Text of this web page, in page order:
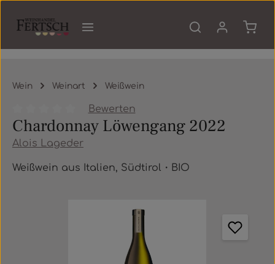
Wein Weinart Weißwein
Durchschnittliche Bewertung von 0 von 5 Sternen
Bewerten
Chardonnay Löwengang 2022
Alois Lageder
Weißwein aus Italien, Südtirol・BIO
Bildergalerie überspringen